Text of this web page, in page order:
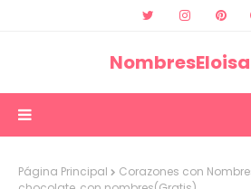
Página Principal Corazones con